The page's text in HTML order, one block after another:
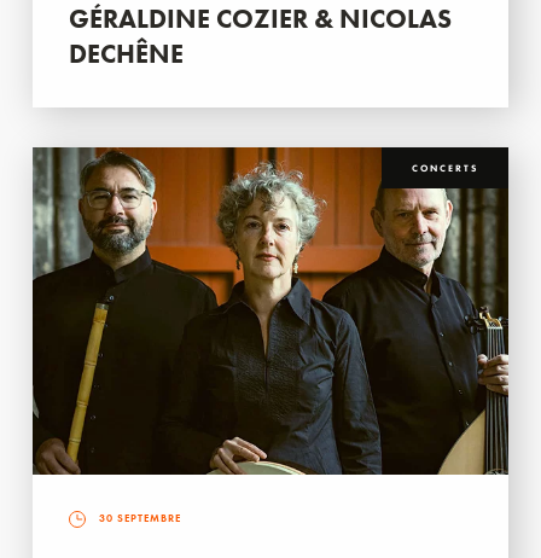
GÉRALDINE COZIER & NICOLAS
DECHÊNE
CONCERTS
30 SEPTEMBRE